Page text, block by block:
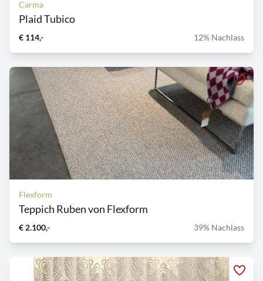
Carma
Plaid Tubico
€ 114,- 12% Nachlass
Flexform
Teppich Ruben von Flexform
€ 2.100,- 39% Nachlass